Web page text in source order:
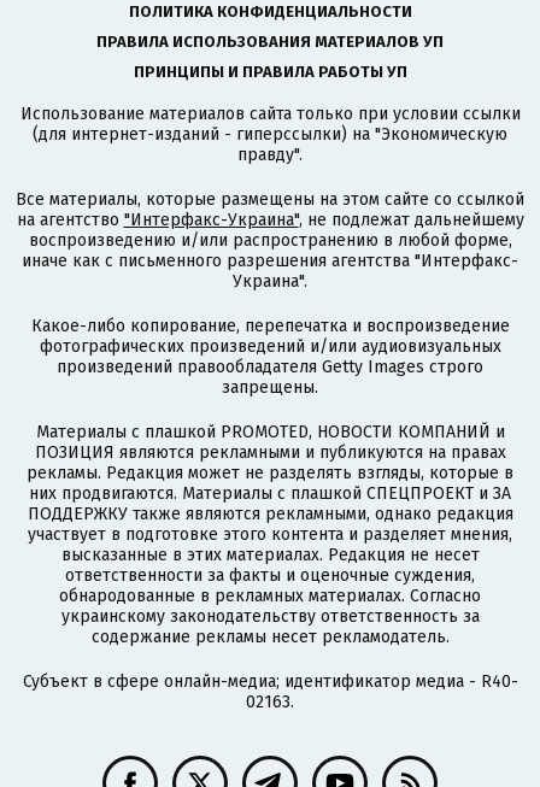
ПОЛИТИКА КОНФИДЕНЦИАЛЬНОСТИ
ПРАВИЛА ИСПОЛЬЗОВАНИЯ МАТЕРИАЛОВ УП
ПРИНЦИПЫ И ПРАВИЛА РАБОТЫ УП
Использование материалов сайта только при условии ссылки
(для интернет-изданий - гиперссылки) на "Экономическую
правду".
Все материалы, которые размещены на этом сайте со ссылкой
на агентство "Интерфакс-Украина", не подлежат дальнейшему
воспроизведению и/или распространению в любой форме,
иначе как с письменного разрешения агентства "Интерфакс-
Украина".
Какое-либо копирование, перепечатка и воспроизведение
фотографических произведений и/или аудиовизуальных
произведений правообладателя Getty Images строго
запрещены.
Материалы с плашкой PROMOTED, НОВОСТИ КОМПАНИЙ и
ПОЗИЦИЯ являются рекламными и публикуются на правах
рекламы. Редакция может не разделять взгляды, которые в
них продвигаются. Материалы с плашкой СПЕЦПРОЕКТ и ЗА
ПОДДЕРЖКУ также являются рекламными, однако редакция
участвует в подготовке этого контента и разделяет мнения,
высказанные в этих материалах. Редакция не несет
ответственности за факты и оценочные суждения,
обнародованные в рекламных материалах. Согласно
украинскому законодательству ответственность за
содержание рекламы несет рекламодатель.
Субъект в сфере онлайн-медиа; идентификатор медиа - R40-
02163.